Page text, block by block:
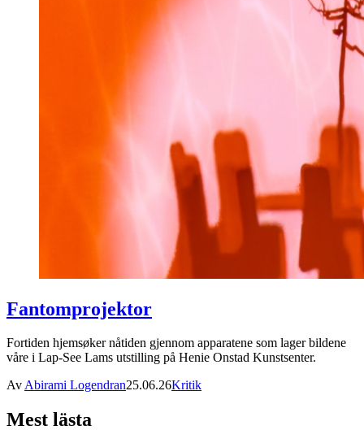
Fantomprojektor
Fortiden hjemsøker nåtiden gjennom apparatene som lager bildene
våre i Lap-See Lams utstilling på Henie Onstad Kunstsenter.
AvAbirami Logendran25.06.26Kritik
Mest lästa